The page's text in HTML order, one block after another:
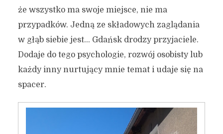
Gdańsk, czyli jedna wielka
4 min czytania
Kamil Sulewski
że wszystko ma swoje miejsce, nie ma
przypadków. Jedną ze składowych zaglądania
w głąb siebie jest… Gdańsk drodzy przyjaciele.
Dodaje do tego psychologie, rozwój osobisty lub
każdy inny nurtujący mnie temat i udaje się na
spacer.